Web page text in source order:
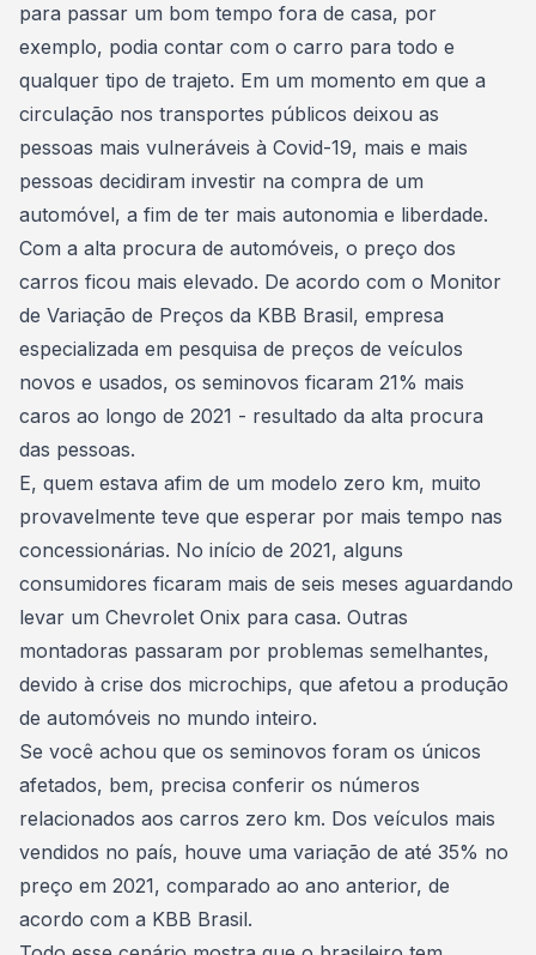
para passar um bom tempo fora de casa, por
exemplo, podia contar com o carro para todo e
qualquer tipo de trajeto. Em um momento em que a
circulação nos transportes públicos deixou as
pessoas mais vulneráveis à Covid-19, mais e mais
pessoas decidiram investir na compra de um
automóvel, a fim de ter mais autonomia e liberdade.
Com a alta procura de automóveis, o preço dos
carros ficou mais elevado. De acordo com o Monitor
de Variação de Preços da KBB Brasil, empresa
especializada em pesquisa de preços de veículos
novos e usados, os seminovos ficaram 21% mais
caros ao longo de 2021 - resultado da alta procura
das pessoas.
E, quem estava afim de um modelo zero km, muito
provavelmente teve que esperar por mais tempo nas
concessionárias. No início de 2021, alguns
consumidores ficaram mais de seis meses aguardando
levar um Chevrolet Onix para casa. Outras
montadoras passaram por problemas semelhantes,
devido à crise dos microchips, que afetou a produção
de automóveis no mundo inteiro.
Se você achou que os seminovos foram os únicos
afetados, bem, precisa conferir os números
relacionados aos carros zero km. Dos veículos mais
vendidos no país, houve uma variação de até 35% no
preço em 2021, comparado ao ano anterior, de
acordo com a KBB Brasil.